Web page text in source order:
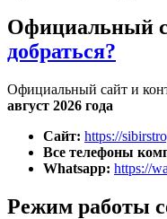
Официальный
добраться?
Официальный сайт и
август 2026 года
Сайт: https://
Все телефоны
Whatsapp: https://
Режим работы